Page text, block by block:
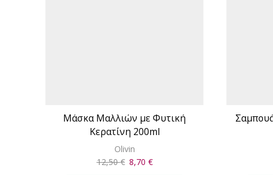
Μάσκα Μαλλιών με Φυτική
Κερατίνη 200ml
Olivin
12,50€ Original
8,70 €Η